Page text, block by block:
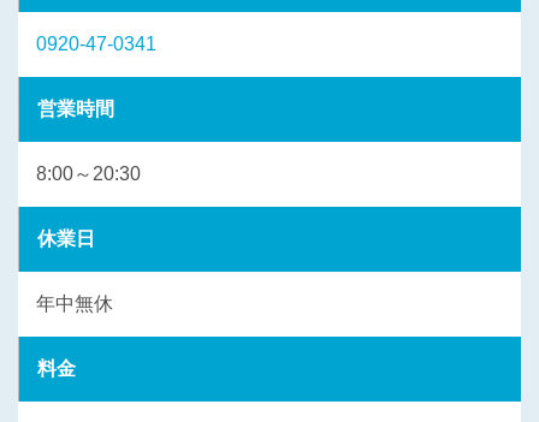
0920-47-0341
営業時間
8:00～20:30
休業日
年中無休
料金